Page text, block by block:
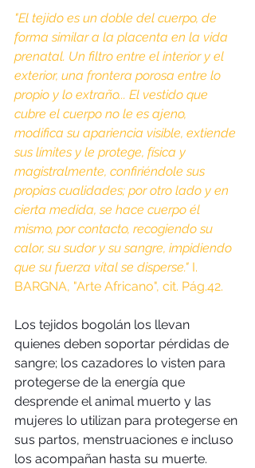
"El tejido es un doble del cuerpo, de
forma similar a la placenta en la vida
prenatal. Un filtro entre el interior y el
exterior, una frontera porosa entre lo
propio y lo extraño... El vestido que
cubre el cuerpo no le es ajeno,
modifica su apariencia visible, extiende
sus límites y le protege, física y
magistralmente, confiriéndole sus
propias cualidades; por otro lado y en
cierta medida, se hace cuerpo él
mismo, por contacto, recogiendo su
calor, su sudor y su sangre, impidiendo
que su fuerza vital se disperse." I.
BARGNA, "Arte Africano", cit. Pág.42.
Los tejidos bogolán los llevan
quienes deben soportar pérdidas de
sangre; los cazadores lo visten para
protegerse de la energía que
desprende el animal muerto y las
mujeres lo utilizan para protegerse en
sus partos, menstruaciones e incluso
los acompañan hasta su muerte.